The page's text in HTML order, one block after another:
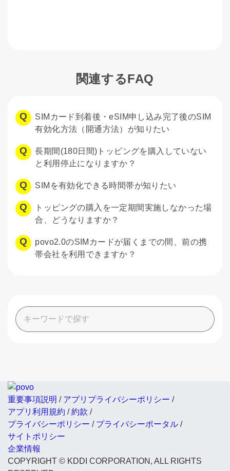
関連するFAQ
SIMカード到着後・eSIM申し込み完了後のSIM
有効化方法（開通方法）が知りたい
長期間(180日間)トッピングを購入していない
と利用停止になりますか？
SIMを有効化できる時間帯が知りたい
トッピングの購入を一定期間実施しなかった場
合、どうなりますか？
povo2.0のSIMカードが届くまでの間、前の携
帯会社を利用できますか？
重要事項説明 / アプリプライバシーポリシー /
アプリ利用規約 /約款 /
プライバシーポリシー / プライバシーポータル /
サイトポリシー
企業情報
COPYRIGHT © KDDI CORPORATION, ALL RIGHTS